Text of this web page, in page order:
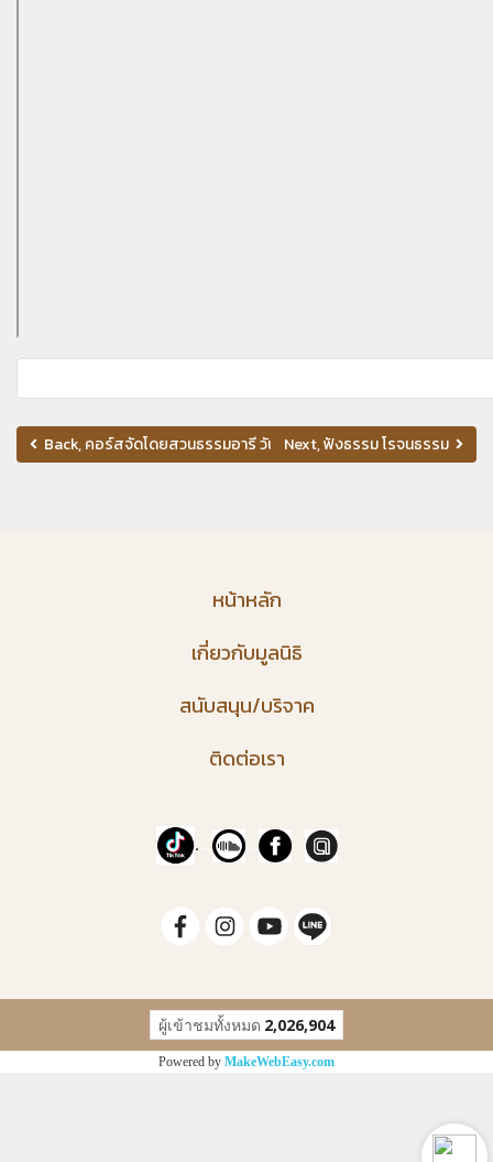
Back, คอร์สจัดโดยสวนธรรมอารี วันที่ 31 ต.ค.-2 พ.ย.68
Next, ฟังธรรม โรจนธรรม
หน้าหลัก
เกี่ยวกับมูลนิธิ
สนับสนุน/บริจาค
ติดต่อเรา
. ...
ผู้เข้าชมทั้งหมด 2,026,904
Powered by MakeWebEasy.com